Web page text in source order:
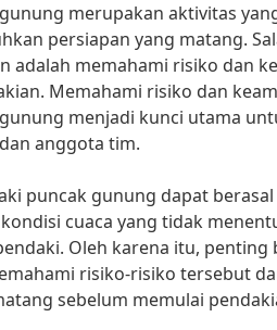
merupakan aktivitas
persiapan yang matang.
adalah memahami risiko dan
Memahami risiko dan
menjadi kunci utama
anggota tim.
puncak gunung dapat
cuaca yang tidak
Oleh karena itu, penting
risiko-risiko tersebut
sebelum memulai